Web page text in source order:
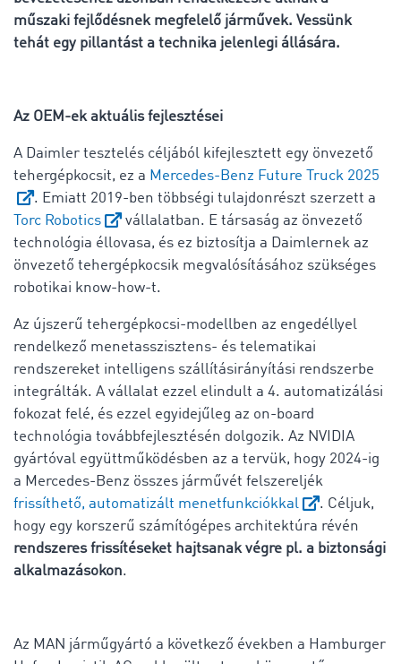
műszaki fejlődésnek megfelelő járművek. Vessünk
tehát egy pillantást a technika jelenlegi állására.
Az OEM-ek aktuális fejlesztései
A Daimler tesztelés céljából kifejlesztett egy önvezető
tehergépkocsit, ez a Mercedes-Benz Future Truck 2025
. Emiatt 2019-ben többségi tulajdonrészt szerzett a
Torc Robotics
vállalatban. E társaság az önvezető
technológia éllovasa, és ez biztosítja a Daimlernek az
önvezető tehergépkocsik megvalósításához szükséges
robotikai know-how-t.
Az újszerű tehergépkocsi-modellben az engedéllyel
rendelkező menetasszisztens- és telematikai
rendszereket intelligens szállításirányítási rendszerbe
integrálták. A vállalat ezzel elindult a 4. automatizálási
fokozat felé, és ezzel egyidejűleg az on-board
technológia továbbfejlesztésén dolgozik. Az NVIDIA
gyártóval együttműködésben az a tervük, hogy 2024-ig
a Mercedes-Benz összes járművét felszereljék
frissíthető, automatizált menetfunkciókkal
. Céljuk,
hogy egy korszerű számítógépes architektúra révén
rendszeres frissítéseket hajtsanak végre pl. a biztonsági
alkalmazásokon.
Az MAN járműgyártó a következő években a Hamburger